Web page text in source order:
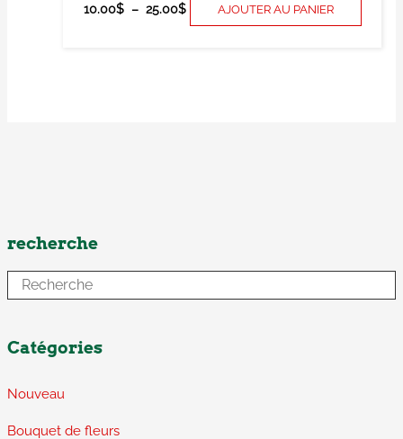
recherche
Catégories
Nouveau
Bouquet de fleurs
10.00$ – 25.00$ AJOUTER AU PANIER